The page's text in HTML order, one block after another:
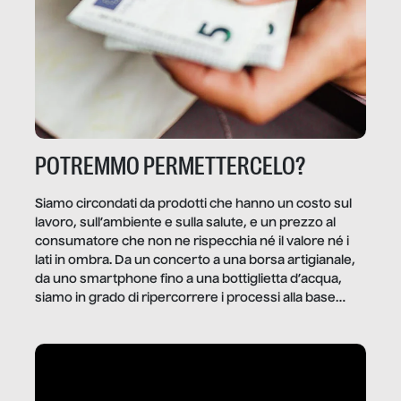
POTREMMO PERMETTERCELO?
Siamo circondati da prodotti che hanno un costo sul
lavoro, sull’ambiente e sulla salute, e un prezzo al
consumatore che non ne rispecchia né il valore né i
lati in ombra. Da un concerto a una borsa artigianale,
da uno smartphone fino a una bottiglietta d’acqua,
siamo in grado di ripercorrere i processi alla base
dietro gli oggetti e i servizi che fanno la nostra vita